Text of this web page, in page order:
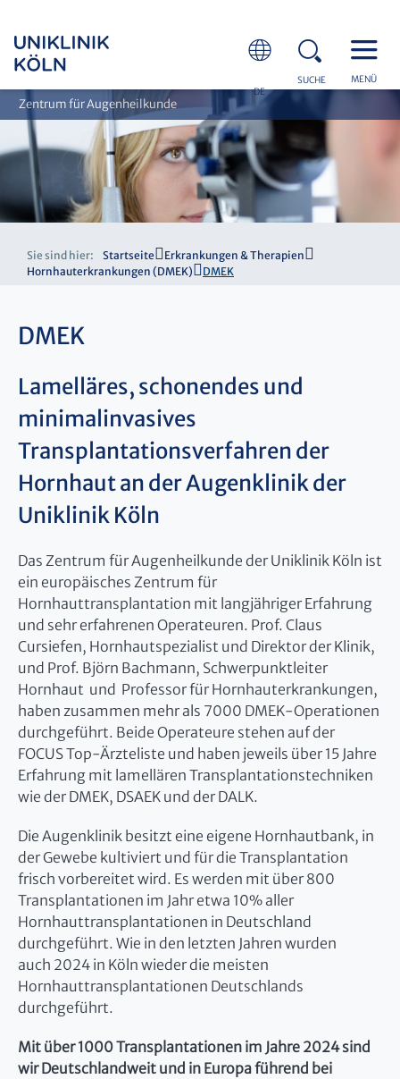
DE
SUCHE MENÜ
Zentrum für Augenheilkunde
Sie sind hier: Startseite
Erkrankungen & Therapien
Hornhauterkrankungen (DMEK)
DMEK
DMEK
Lamelläres, schonendes und
minimalinvasives
Transplantationsverfahren der
Hornhaut an der Augenklinik der
Uniklinik Köln
Das Zentrum für Augenheilkunde der Uniklinik Köln ist
ein europäisches Zentrum für
Hornhauttransplantation mit langjähriger Erfahrung
und sehr erfahrenen Operateuren. Prof. Claus
Cursiefen, Hornhautspezialist und Direktor der Klinik,
und Prof. Björn Bachmann, Schwerpunktleiter
Hornhaut und Professor für Hornhauterkrankungen,
haben zusammen mehr als 7000 DMEK-Operationen
durchgeführt. Beide Operateure stehen auf der
FOCUS Top-Ärzteliste und haben jeweils über 15 Jahre
Erfahrung mit lamellären Transplantationstechniken
wie der DMEK, DSAEK und der DALK.
Die Augenklinik besitzt eine eigene Hornhautbank, in
der Gewebe kultiviert und für die Transplantation
frisch vorbereitet wird. Es werden mit über 800
Transplantationen im Jahr etwa 10% aller
Hornhauttransplantationen in Deutschland
durchgeführt. Wie in den letzten Jahren wurden
auch 2024 in Köln wieder die meisten
Hornhauttransplantationen Deutschlands
durchgeführt.
Mit über 1000 Transplantationen im Jahre 2024 sind
wir Deutschlandweit und in Europa führend bei